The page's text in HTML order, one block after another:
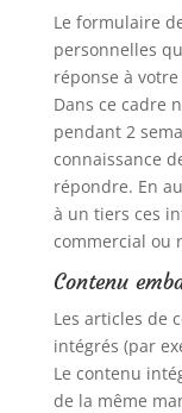
Le formulaire
personnelles
réponse à
Dans ce cadre
pendant 2
connaissance
répondre. En
à un tiers ces
commercial ou
Contenu
Les articles de
intégrés (par
Le contenu
de la même